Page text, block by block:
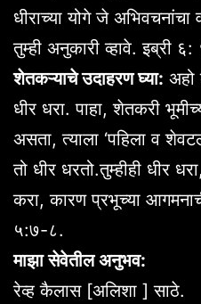
धीराच्या योगे जे अभिवचनांचा
तुम्ही अनुकारी व्हावे. इब्री
शेतकऱ्याचे उदाहरण घ्या: अहो
धीर धरा. पाहा, शेतकरी
असता, त्याला ‘पहिला व
तो धीर धरतो.तुम्हीही धीर
करा, कारण प्रभूच्या
५:७-८.
माझा सेवेतील अनुभव:
रेव्ह कैलास [अलिशा ] साठे.